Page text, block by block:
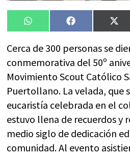
Compartir
en
WhatsAppCompartir
en
Facebook
en
X
Cerca de 300 personas se
conmemorativa del 50º
Movimiento Scout Católico
Puertollano. La velada, que
eucaristía celebrada en el
estuvo llena de recuerdos y
medio siglo de dedicación
comunidad. Al evento